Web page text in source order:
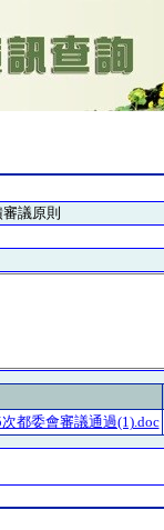
議原則
都委會審議通過(1).doc